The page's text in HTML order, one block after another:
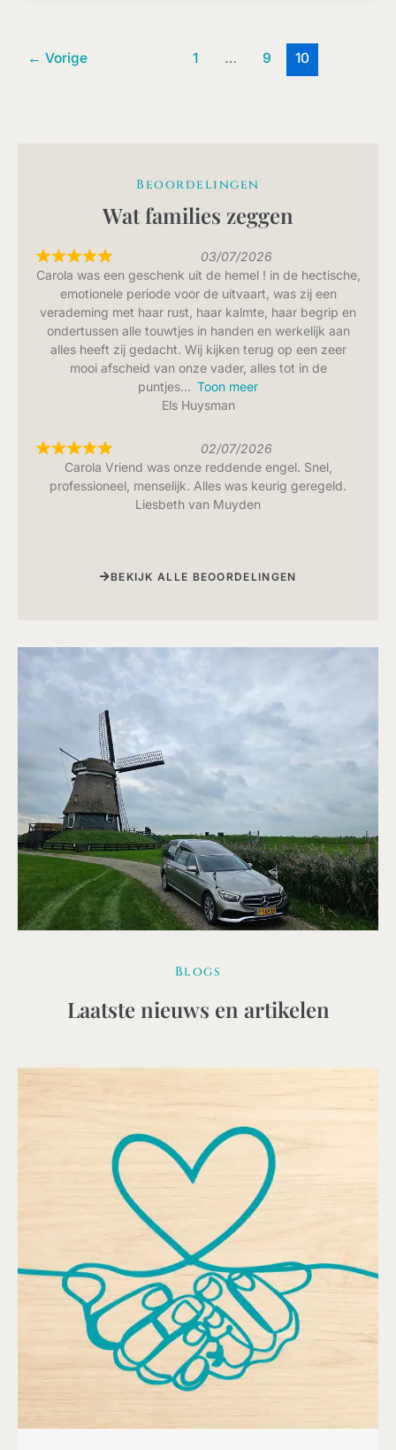
← Vorige 1 … 9 10
Beoordelingen
Wat families zeggen
03/07/2026
Carola was een geschenk uit de hemel ! in de hectische,
emotionele periode voor de uitvaart, was zij een
verademing met haar rust, haar kalmte, haar begrip en
ondertussen alle touwtjes in handen en werkelijk aan
alles heeft zij gedacht. Wij kijken terug op een zeer
mooi afscheid van onze vader, alles tot in de
puntjes
Toon meer
Els Huysman
02/07/2026
Carola Vriend was onze reddende engel. Snel,
professioneel, menselijk. Alles was keurig geregeld.
Liesbeth van Muyden
BEKIJK ALLE BEOORDELINGEN
Blogs
Laatste nieuws en artikelen